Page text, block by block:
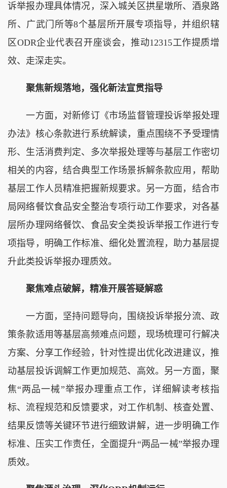
诉举报办理具体情况，深入城关区拱星墩所、酒泉路
所、广武门所等8个基层所开展专项指导，并组织辖
区ODR企业代表召开座谈会，推动12315工作提质增
效、走深走实。
聚焦新规落地，强化新法宣贯指导
一方面，对新修订《市场监督管理投诉举报处理
办法》核心条款进行系统解读，重点围绕不予受理情
形、生活消费判定、多次举报处理等与基层工作密切
相关的内容，结合典型工作场景拆解条款应用，帮助
基层工作人员精准把握新规要求。另一方面，结合市
局网络餐饮食品安全整治专项行动工作要求，对各基
层所办理网络餐饮、食品安全类投诉举报工作进行专
项指导，明确工作标准、细化处置流程，助力基层提
升此类投诉举报办理质效。
聚焦难点破解，精准开展答疑解惑
一方面，坚持问题导向，围绕投诉举报分流、政
策条款适用等基层高频难点问题，现场梳理可行解决
方案、分享工作经验，针对性提出优化改进建议，推
动基层投诉调解工作更加规范、高效。另一方面，聚
焦“两品一械”举报办理重点工作，详细解读考核指
标、流程规范和反馈要求，对工作机制、核查处置、
结果反馈等关键环节进行细致讲解，进一步明确工作
标准、压实工作责任，全面提升“两品一械”举报办理
质效。